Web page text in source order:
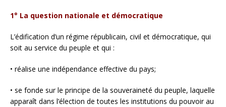
1° La question nationale et démocratique
L’édification d’un régime républicain, civil et démocratique, qui
soit au service du peuple et qui :
• réalise une indépendance effective du pays;
• se fonde sur le principe de la souveraineté du peuple, laquelle
apparaît dans l’élection de toutes les institutions du pouvoir au